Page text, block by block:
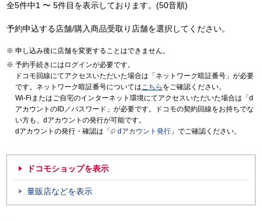
全5件中1 〜 5件目を表示しております。(50音順)
予約申込する店舗/購入商品受取り店舗を選択してください。
申し込み後に店舗を変更することはできません。
予約手続きにはログインが必要です。
ドコモ回線にてアクセスいただいた場合は「ネットワーク暗証番号」が必要
です。ネットワーク暗証番号についてはこちら をご確認ください。
Wi-Fiまたはご自宅のインターネット環境にてアクセスいただいた場合は「d
アカウントのID／パスワード」が必要です。ドコモの契約回線をお持ちでな
い方も、dアカウントの発行が可能です。
dアカウントの発行・確認は「
dアカウント発行 」でご確認ください。
ドコモショップを表示
量販店などを表示